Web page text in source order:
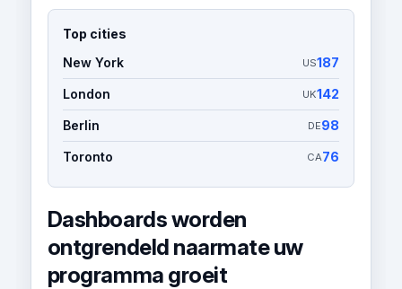
Top cities
New York
US187
London UK142
Berlin DE98
Toronto CA76
Dashboards worden
ontgrendeld naarmate uw
programma groeit